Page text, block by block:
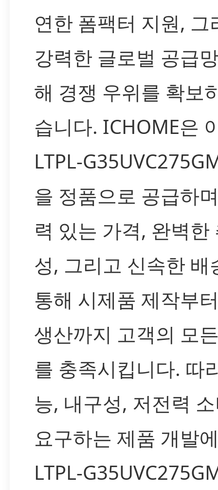
연한 폼팩터 지원, 그
강력한 글로벌 공급
해 경쟁 우위를 확보
습니다. ICHOME은
LTPL-
을 정품으로 공급하
력 있는 가격, 완벽한
성, 그리고 신속한 배
통해 시제품 제작부
생산까지 고객의 모
를 충족시킵니다. 따
능, 내구성, 저전력
요구하는 제품 개발
LTPL-